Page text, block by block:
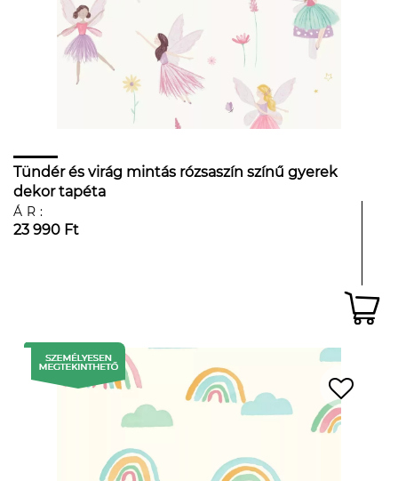
Tündér és virág mintás rózsaszín színű gyerek
dekor tapéta
ÁR:
23 990 Ft